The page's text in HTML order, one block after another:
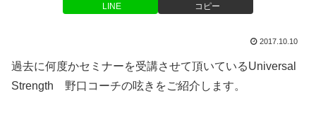
LINE コピー
2017.10.10
過去に何度かセミナーを受講させて頂いているUniversal
Strength 野口コーチの呟きをご紹介します。